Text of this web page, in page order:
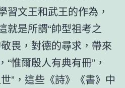
習文王和武王的作為，
就是所謂“帥型祖考之
畏，對德的尋求，帶來
惟爾殷人有典有冊”，
”，這些《詩》《書》中